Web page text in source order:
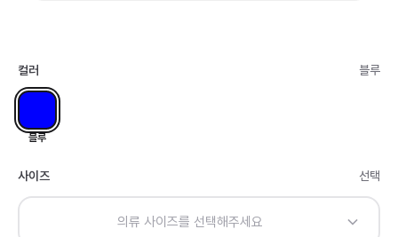
컬러 블루
블루
사이즈 선택
의류 사이즈를 선택해주세요